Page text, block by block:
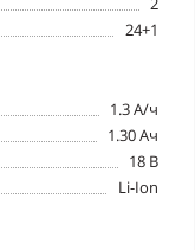
24+1
1.3 А/ч
1.30 Ач
18 В
Li-Ion